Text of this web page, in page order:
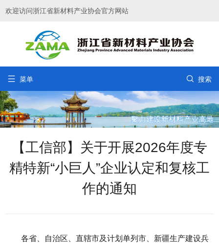
欢迎访问浙江省新材料产业协会官方网站
 菜单  搜索
【工信部】关于开展2026年度专
精特新“小巨人”企业认定和复核工
作的通知
各省、自治区、直辖市及计划单列市、新疆生产建设兵